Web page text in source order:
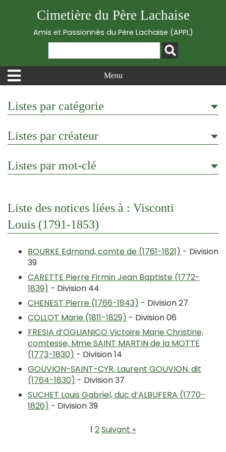
Cimetière du Père Lachaise
Amis et Passionnés du Père Lachaise (APPL)
Menu
Listes par catégorie
Listes par créateur
Listes par mot-clé
Liste des notices liées à : Visconti
Louis (1791-1853)
BOURKE Edmond, comte de (1761-1821) - Division
39
CARETTE Pierre Firmin Jean Baptiste (1772-
1839) - Division 44
CHENEST Pierre (1766-1843) - Division 27
COLLOT Marie (1811-1829) - Division 06
FRESIA d’OGLIANICO Victoire Marie Christine,
comtesse, Mme SAINT MARTIN de la MOTTE
(1773-1830) - Division 14
GOUVION-SAINT-CYR, Laurent GOUVION, dit
(1764-1830) - Division 37
SUCHET Louis Gabriel, duc d’ALBUFERA (1770-
1826) - Division 39
1 2Suivant »